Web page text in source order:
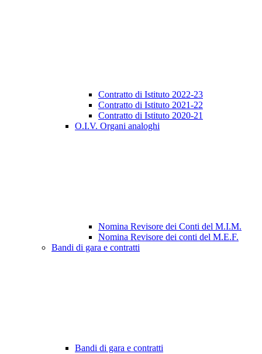
Contratto di Istituto 2022-23
Contratto di Istituto 2021-22
Contratto di Istituto 2020-21
O.I.V. Organi analoghi
Nomina Revisore dei Conti del M.I.M.
Nomina Revisore dei conti del M.E.F.
Bandi di gara e contratti
Bandi di gara e contratti